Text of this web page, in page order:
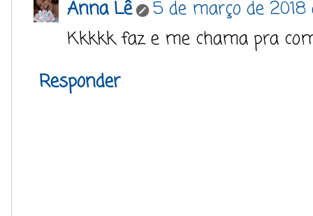
Anna Lê
5 de março de
Kkkkk faz e me chama pra
Responder